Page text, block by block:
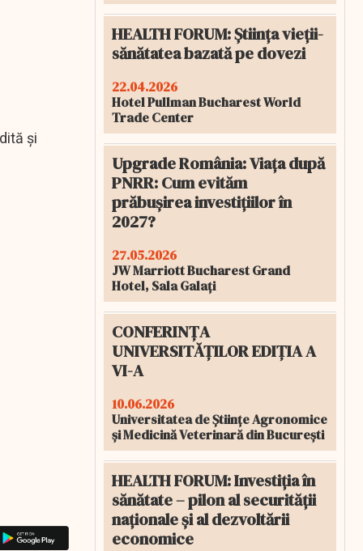
și
HEALTH FORUM: Știința vieții-
sănătatea bazată pe dovezi
22.04.2026
Hotel Pullman Bucharest World
Trade Center
Upgrade România: Viața după
PNRR: Cum evităm
prăbușirea investițiilor în
2027?
27.05.2026
JW Marriott Bucharest Grand
Hotel, Sala Galați
CONFERINȚA
UNIVERSITĂȚILOR EDIȚIA A
VI-A
10.06.2026
Universitatea de Științe Agronomice
și Medicină Veterinară din București
HEALTH FORUM: Investiția în
sănătate – pilon al securității
naționale și al dezvoltării
economice